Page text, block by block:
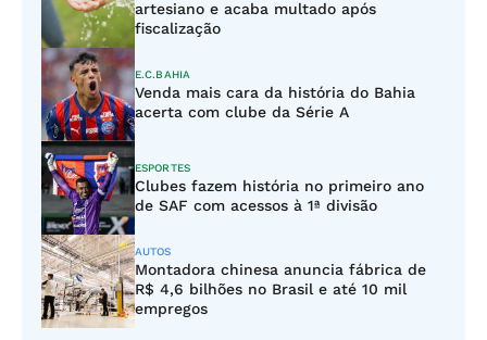
artesiano e acaba multado após
fiscalização
E.C.BAHIA
Venda mais cara da história do Bahia
acerta com clube da Série A
ESPORTES
Clubes fazem história no primeiro ano
de SAF com acessos à 1ª divisão
AUTOS
Montadora chinesa anuncia fábrica de
R$ 4,6 bilhões no Brasil e até 10 mil
empregos